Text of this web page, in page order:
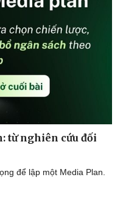
từ nghiên cứu đối
để lập một Media Plan.